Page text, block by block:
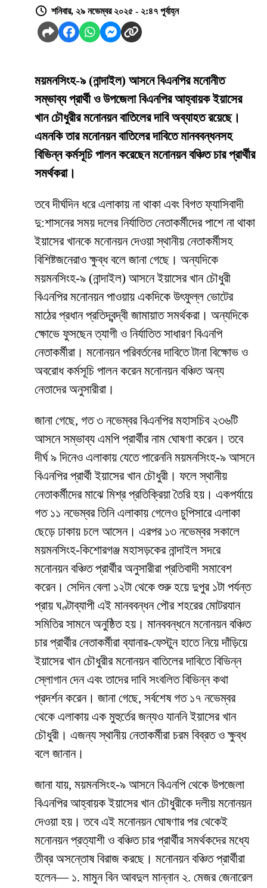
শনিবার, ২৯ নভেম্বর ২০২৫ - ২:৪৭ পূর্বাহ্ন
ময়মনসিংহ-৯ (নান্দাইল) আসনে বিএনপির মনোনীত
সম্ভাব্য প্রার্থী ও উপজেলা বিএনপির আহ্বায়ক ইয়াসের
খান চৌধুরীর মনোনয়ন বাতিলের দাবি অব্যাহত রয়েছে।
এমনকি তার মনোনয়ন বাতিলের দাবিতে মানববন্ধনসহ
বিভিন্ন কর্মসূচি পালন করেছেন মনোনয়ন বঞ্চিত চার প্রার্থীর
সমর্থকরা।
তবে দীর্ঘদিন ধরে এলাকায় না থাকা এবং বিগত ফ্যাসিবাদী
দু:শাসনের সময় দলের নির্যাতিত নেতাকর্মীদের পাশে না থাকা
ইয়াসের খানকে মনোনয়ন দেওয়া স্থানীয় নেতাকর্মীসহ
বিশিষ্টজনেরাও ক্ষুব্ধ বলে জানা গেছে। অন্যদিকে
ময়মনসিংহ-৯ (নান্দাইল) আসনে ইয়াসের খান চৌধুরী
বিএনপির মনোনয়ন পাওয়ায় একদিকে উৎফুল্ল ভোটের
মাঠের প্রধান প্রতিদ্বন্দ্বী জামায়াত সমর্থকরা। অন্যদিকে
ক্ষোভে ফুসছেন ত্যাগী ও নির্যাতিত সাধারণ বিএনপি
নেতাকর্মীরা। মনোনয়ন পরিবর্তনের দাবিতে টানা বিক্ষোভ ও
অবরোধ কর্মসূচি পালন করেন মনোনয়ন বঞ্চিত অন্য
নেতাদের অনুসারীরা।
জানা গেছে, গত ৩ নভেম্বর বিএনপির মহাসচিব ২৩৬টি
আসনে সম্ভাব্য এমপি প্রার্থীর নাম ঘোষণা করেন। তবে
দীর্ঘ ৯ দিনেও এলাকায় যেতে পারেননি ময়মনসিংহ-৯ আসনে
বিএনপির প্রার্থী ইয়াসের খান চৌধুরী। ফলে স্থানীয়
নেতাকর্মীদের মাঝে মিশ্র প্রতিক্রিয়া তৈরি হয়। একপর্যায়ে
গত ১১ নভেম্বর তিনি এলাকায় গেলেও চুপিসারে এলাকা
ছেড়ে ঢাকায় চলে আসেন। এরপর ১৩ নভেম্বর সকালে
ময়মনসিংহ-কিশোরগঞ্জ মহাসড়কের নান্দাইল সদরে
মনোনয়ন বঞ্চিত প্রার্থীর অনুসারীরা প্রতিবাদী সমাবেশ
করেন। সেদিন বেলা ১২টা থেকে শুরু হয়ে দুপুর ১টা পর্যন্ত
প্রায় ঘণ্টাব্যাপী এই মানববন্ধন পৌর শহরের মোটরযান
সমিতির সামনে অনুষ্ঠিত হয়। মানববন্ধনে মনোনয়ন বঞ্চিত
চার প্রার্থীর নেতাকর্মীরা ব্যানার-ফেস্টুন হাতে নিয়ে দাঁড়িয়ে
ইয়াসের খান চৌধুরীর মনোনয়ন বাতিলের দাবিতে বিভিন্ন
স্লোগান দেন এবং তাদের দাবি সংবলিত বিভিন্ন কথা
প্রদর্শন করেন। জানা গেছে, সর্বশেষ গত ১৭ নভেম্বর
থেকে এলাকায় এক মুহুর্তের জন্যও যাননি ইয়াসের খান
চৌধুরী। এজন্য স্থানীয় নেতাকর্মীরা চরম বিব্রত ও ক্ষুব্ধ
বলে জানান।
জানা যায়, ময়মনসিংহ-৯ আসনে বিএনপি থেকে উপজেলা
বিএনপির আহ্বায়ক ইয়াসের খান চৌধুরীকে দলীয় মনোনয়ন
দেওয়া হয়। তবে এই মনোনয়ন ঘোষণার পর থেকেই
মনোনয়ন প্রত্যাশী ও বঞ্চিত চার প্রার্থীর সমর্থকদের মধ্যে
তীব্র অসন্তোষ বিরাজ করছে। মনোনয়ন বঞ্চিত প্রার্থীরা
হলেন— ১. মামুন বিন আবদুল মান্নান ২. মেজর জেনারেল